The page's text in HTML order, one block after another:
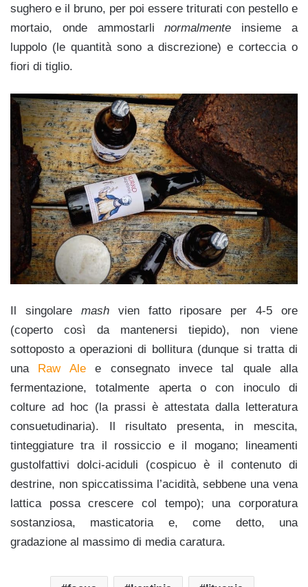
sughero e il bruno, per poi essere triturati con pestello e
mortaio, onde ammostarlinormalmente insieme a
luppolo (le quantità sono a discrezione) e corteccia o
fiori di tiglio.
Il singolare mashvien fatto riposare per 4-5 ore
(coperto così da mantenersi tiepido), non viene
sottoposto a operazioni di bollitura (dunque si tratta di
una
Raw Alee consegnato invece tal quale alla
fermentazione, totalmente aperta o con inoculo di
colture ad hoc (la prassi è attestata dalla letteratura
consuetudinaria). Il risultato presenta, in mescita,
tinteggiature tra il rossiccio e il mogano; lineamenti
gustolfattivi dolci-aciduli (cospicuo è il contenuto di
destrine, non spiccatissima l’acidità, sebbene una vena
lattica possa crescere col tempo); una corporatura
sostanziosa, masticatoria e, come detto, una
gradazione al massimo di media caratura.